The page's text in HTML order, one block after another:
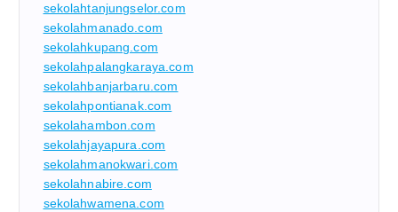
sekolahtanjungselor.com
sekolahmanado.com
sekolahkupang.com
sekolahpalangkaraya.com
sekolahbanjarbaru.com
sekolahpontianak.com
sekolahambon.com
sekolahjayapura.com
sekolahmanokwari.com
sekolahnabire.com
sekolahwamena.com